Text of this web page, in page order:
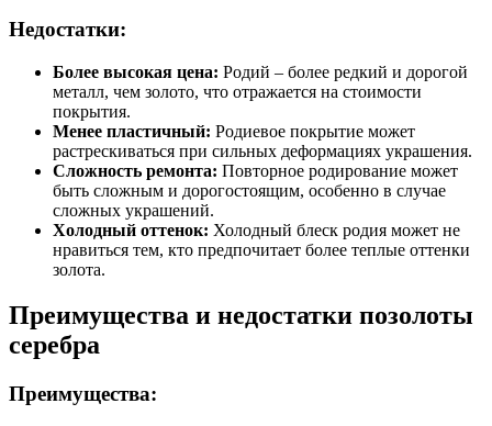
Недостатки:
Более высокая цена: Родий – более редкий и дорогой
металл, чем золото, что отражается на стоимости
покрытия.
Менее пластичный: Родиевое покрытие может
растрескиваться при сильных деформациях украшения.
Сложность ремонта: Повторное родирование может
быть сложным и дорогостоящим, особенно в случае
сложных украшений.
Холодный оттенок: Холодный блеск родия может не
нравиться тем, кто предпочитает более теплые оттенки
золота.
Преимущества и недостатки позолоты
серебра
Преимущества: